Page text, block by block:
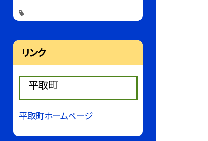
リンク
平取町
平取町ホームページ